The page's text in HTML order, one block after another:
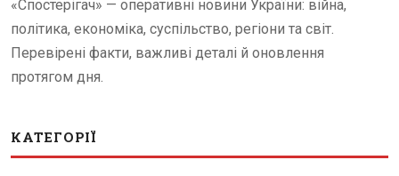
«Спостерігач» — оперативні новини України: війна,
політика, економіка, суспільство, регіони та світ.
Перевірені факти, важливі деталі й оновлення
протягом дня.
КАТЕГОРІЇ